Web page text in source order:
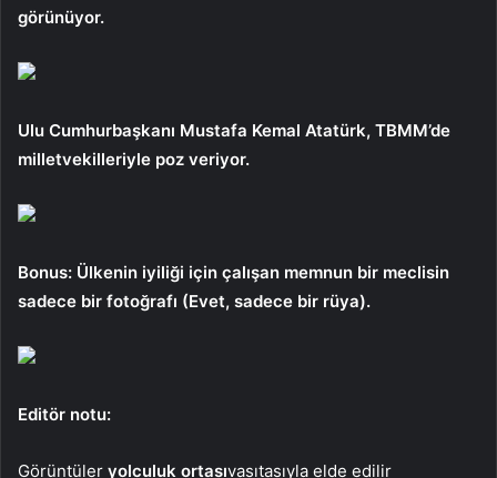
görünüyor.
Ulu Cumhurbaşkanı Mustafa Kemal Atatürk, TBMM’de
milletvekilleriyle poz veriyor.
Bonus: Ülkenin iyiliği için çalışan memnun bir meclisin
sadece bir fotoğrafı (Evet, sadece bir rüya).
Editör notu:
Görüntüler yolculuk ortasıvasıtasıyla elde edilir